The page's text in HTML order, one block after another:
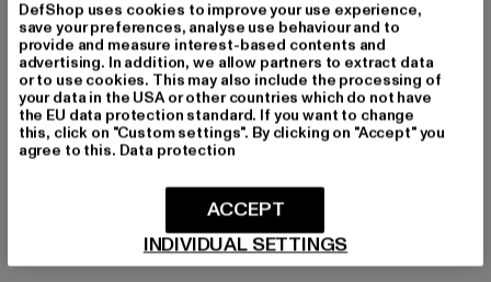
Persönlichkeit zu zeigen.
Top-Marken für Herren-Sweatpants bei Def-Shop
Urban Classics und Only & Sons: Lässig und
alltagstauglich
bequemen Sweatpants, die perfekt für den Alltag geeignet
Styles, die sich leicht kombinieren lassen.
DefShop uses cookies to improve your use experience,
save your preferences, analyse use behaviour and to
provide and measure interest-based contents and
advertising. In addition, we allow partners to extract data
or to use cookies. This may also include the processing of
your data in the USA or other countries which do not have
the EU data protection standard. If you want to change
this, click on "Custom settings". By clicking on "Accept" you
agree to this. Data protection
INDIVIDUAL SETTINGS
ACCEPT